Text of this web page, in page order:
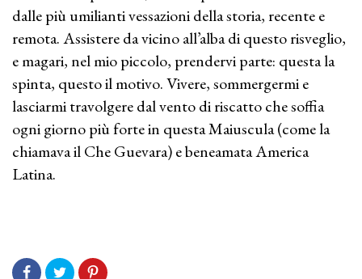
dalle più umilianti vessazioni della storia, recente e
remota. Assistere da vicino all’alba di questo risveglio,
e magari, nel mio piccolo, prendervi parte: questa la
spinta, questo il motivo. Vivere, sommergermi e
lasciarmi travolgere dal vento di riscatto che soffia
ogni giorno più forte in questa Maiuscula (come la
chiamava il Che Guevara) e beneamata America
Latina.